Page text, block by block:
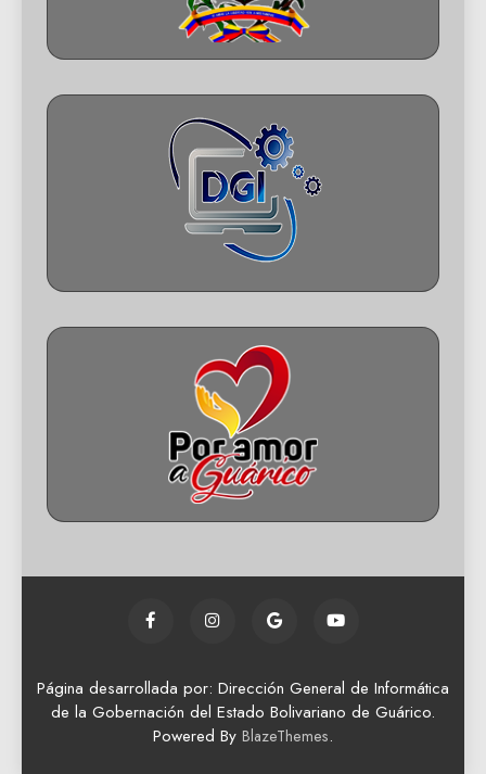
Página desarrollada por: Dirección General de Informática
de la Gobernación del Estado Bolivariano de Guárico.
Powered By BlazeThemes.